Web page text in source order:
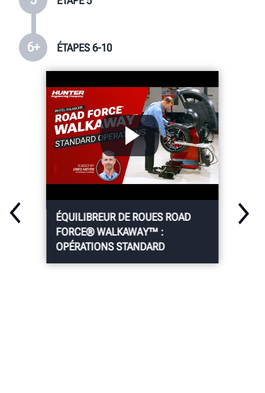
6+ ÉTAPES 6-10
ÉQUILIBREUR DE ROUES ROAD
FORCE® WALKAWAY™ :
OPÉRATIONS STANDARD